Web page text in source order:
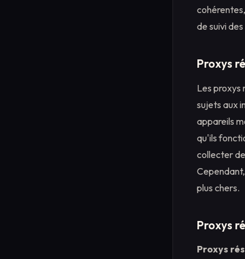
de suivi des
Proxys
Les proxys
sujets aux
appareils
qu'ils
collecter
plus chers.
Proxys
Proxys